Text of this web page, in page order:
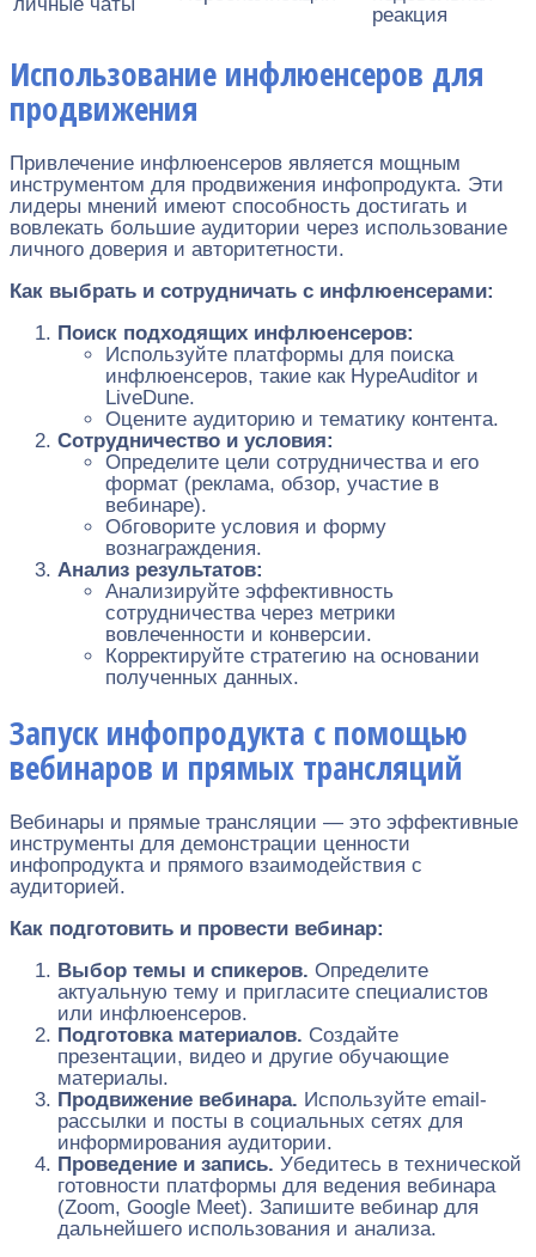
реакция
Использование инфлюенсеров для
продвижения
Привлечение инфлюенсеров является мощным
инструментом для продвижения инфопродукта. Эти
лидеры мнений имеют способность достигать и
вовлекать большие аудитории через использование
личного доверия и авторитетности.
Как выбрать и сотрудничать с инфлюенсерами:
Поиск подходящих инфлюенсеров:
Используйте платформы для поиска
инфлюенсеров, такие как HypeAuditor и
LiveDune.
Оцените аудиторию и тематику контента.
Сотрудничество и условия:
Определите цели сотрудничества и его
формат (реклама, обзор, участие в
вебинаре).
Обговорите условия и форму
вознаграждения.
Анализ результатов:
Анализируйте эффективность
сотрудничества через метрики
вовлеченности и конверсии.
Корректируйте стратегию на основании
полученных данных.
Запуск инфопродукта с помощью
вебинаров и прямых трансляций
Вебинары и прямые трансляции — это эффективные
инструменты для демонстрации ценности
инфопродукта и прямого взаимодействия с
аудиторией.
Как подготовить и провести вебинар:
Выбор темы и спикеров. Определите
актуальную тему и пригласите специалистов
или инфлюенсеров.
Подготовка материалов. Создайте
презентации, видео и другие обучающие
материалы.
Продвижение вебинара. Используйте email-
рассылки и посты в социальных сетях для
информирования аудитории.
Проведение и запись. Убедитесь в технической
готовности платформы для ведения вебинара
(Zoom, Google Meet). Запишите вебинар для
дальнейшего использования и анализа.